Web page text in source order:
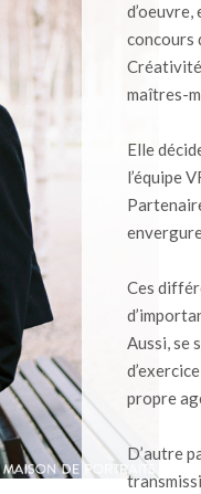
concours
maîtres-
Elle
l’équipe
Ces
Aussi, se
propre
D’autre